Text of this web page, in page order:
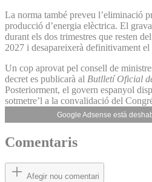
La norma també preveu l’eliminació
producció d’energia elèctrica. El
durant els dos trimestres que resten
2027 i desapareixerà definitivament el
Un cop aprovat pel consell de
decret es publicarà al Butlletí Oficial
Posteriorment, el govern espanyol
sotmetre’l a la convalidació del
Google Adsense està
Comentaris
Afegir nou comentari